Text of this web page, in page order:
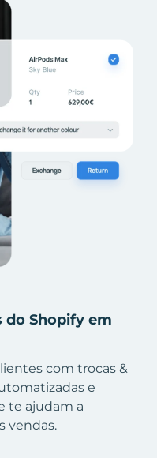
do Shopify em
com trocas &
e
te ajudam a
vendas.